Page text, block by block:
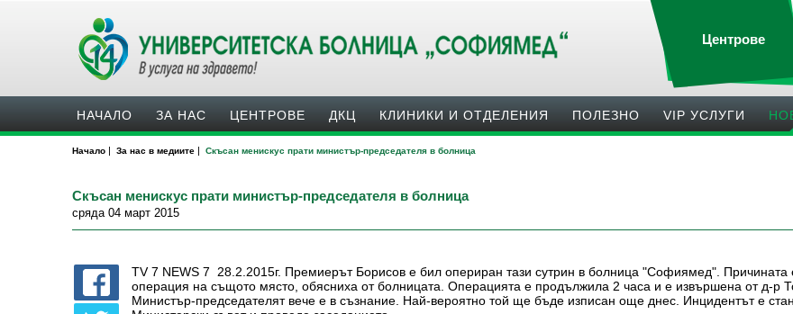
Центрове
НАЧАЛО ЗА НАС ЦЕНТРОВЕ ДКЦ КЛИНИКИ И ОТДЕЛЕНИЯ ПОЛЕЗНO VIP УСЛУГИ
Начало | За нас в медиите | Скъсан менискус прати министър-председателя в болница
Скъсан менискус прати министър-председателя в болница
сряда 04 март 2015
TV 7 NEWS 7 28.2.2015г. Премиерът Борисов е бил опериран тази сутрин в болница "Софиямед". Причината
операция на същото място, обясниха от болницата. Операцията е продължила 2 часа и е извършена от д-р
Министър-председателят вече е в съзнание. Най-вероятно той ще бъде изписан още днес. Инцидентът е